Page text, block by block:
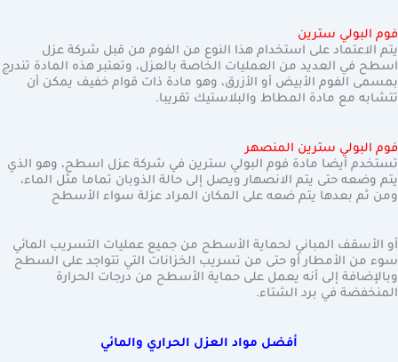
فوم البولي سترين
يتم الاعتماد على استخدام هذا النوع من الفوم من قبل شركة عزل
اسطح في العديد من العمليات الخاصة بالعزل، وتعتبر هذه المادة تندرج
بمسمى الفوم الأبيض أو الأزرق، وهو مادة ذات قوام خفيف يمكن أن
تتشابه مع مادة المطاط والبلاستيك تقريبا.
فوم البولي سترين المنصهر
تستخدم أيضا مادة فوم البولي سترين في شركة عزل اسطح، وهو الذي
يتم وضعه حتى يتم الانصهار ويصل إلى حالة الذوبان تماما مثل الماء،
ومن ثم بعدها يتم ضعه على المكان المراد عزلة سواء الأسطح
أو الأسقف المباني لحماية الأسطح من جميع عمليات التسريب المائي
سوء من الأمطار أو حتى من تسريب الخزانات التي تتواجد على السطح
وبالإضافة إلى أنه يعمل على حماية الأسطح من درجات الحرارة
المنخفضة في برد الشتاء.
أفضل مواد العزل الحراري والمائي